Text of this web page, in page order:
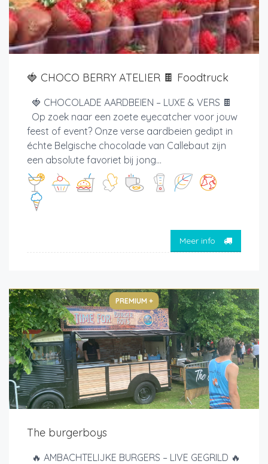
🍓 CHOCO BERRY ATELIER 🍫 Foodtruck
🍓 CHOCOLADE AARDBEIEN – LUXE & VERS 🍫
Op zoek naar een zoete eyecatcher voor jouw
feest of event? Onze verse aardbeien gedipt in
échte Belgische chocolade van Callebaut zijn
een absolute favoriet bij jong...
Meer info
PREMIUM +
The burgerboys
🔥 AMBACHTELIJKE BURGERS – LIVE GEGRILD 🔥